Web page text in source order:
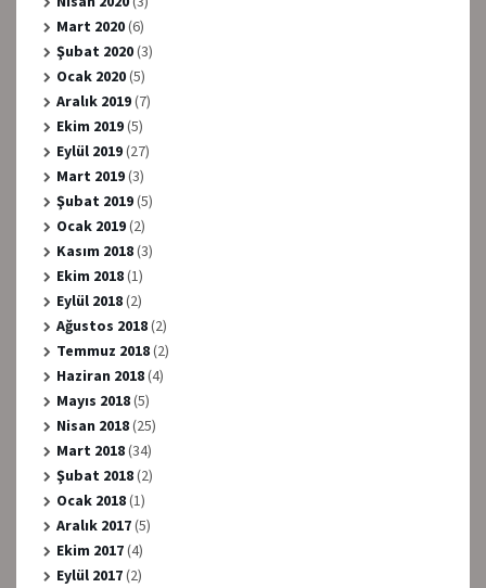
Mart 2020(6)
Şubat 2020(3)
Ocak 2020(5)
Aralık 2019(7)
Ekim 2019(5)
Eylül 2019(27)
Mart 2019(3)
Şubat 2019(5)
Ocak 2019(2)
Kasım 2018(3)
Ekim 2018(1)
Eylül 2018(2)
Ağustos 2018(2)
Temmuz 2018(2)
Haziran 2018(4)
Mayıs 2018(5)
Nisan 2018(25)
Mart 2018(34)
Şubat 2018(2)
Ocak 2018(1)
Aralık 2017(5)
Ekim 2017(4)
Eylül 2017(2)